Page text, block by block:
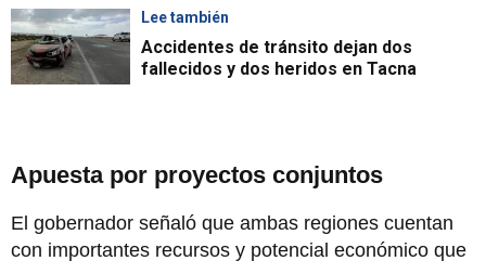
Lee también
Accidentes de tránsito dejan dos
fallecidos y dos heridos en Tacna
Apuesta por proyectos conjuntos
El gobernador señaló que ambas regiones cuentan
con importantes recursos y potencial económico que